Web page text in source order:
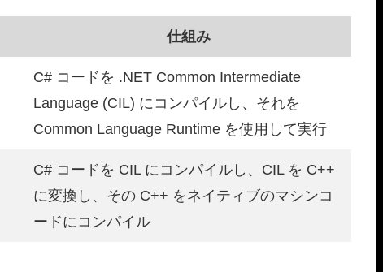
仕組み
C# コードを .NET Common Intermediate
Language (CIL) にコンパイルし、それを
Common Language Runtime を使用して実行
C# コードを CIL にコンパイルし、CIL を C++
に変換し、その C++ をネイティブのマシンコ
ードにコンパイル